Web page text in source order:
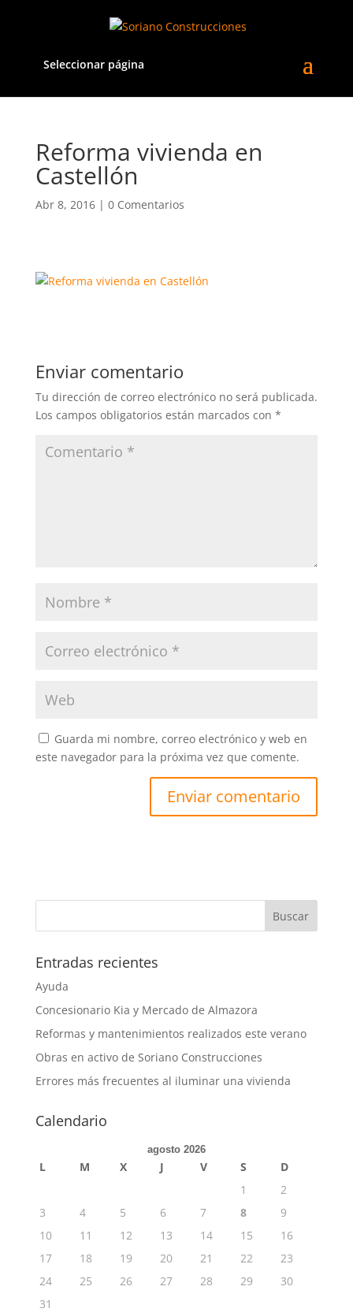
Seleccionar página
Reforma vivienda en
Castellón
Abr 8, 2016| 0 Comentarios
Enviar comentario
Tu dirección de correo electrónico no será publicada.
Los campos obligatorios están marcados con *
Guarda mi nombre, correo electrónico y web en
este navegador para la próxima vez que comente.
Entradas recientes
Ayuda
Concesionario Kia y Mercado de Almazora
Reformas y mantenimientos realizados este verano
Obras en activo de Soriano Construcciones
Errores más frecuentes al iluminar una vivienda
Calendario
agosto 2026
L M X J V S
D
1
2
3
4 5 6 7 8
9
10
11 12 13 14 15
16
17
18 19 20 21 22
23
24
25 26 27 28 29
30
31